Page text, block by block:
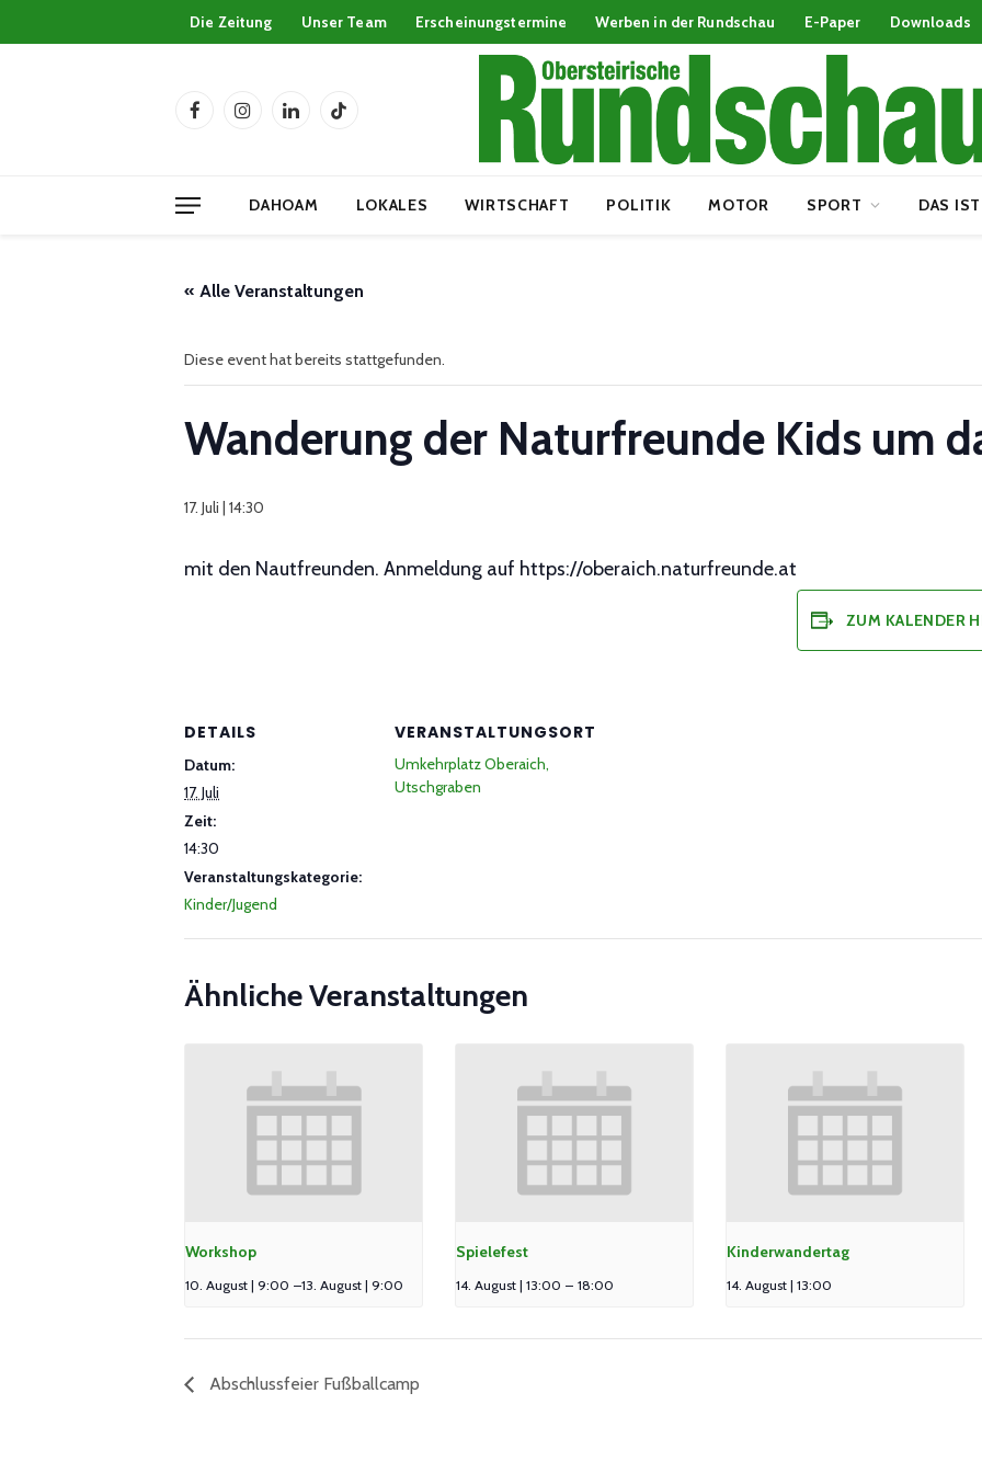
Die Zeitung Unser Team Erscheinungstermine Werben in der Rundschau E-Paper Downloads
FacebookInstagramLinkedInTikTok
DAHOAM LOKALES WIRTSCHAFT POLITIK MOTOR SPORT DAS
« Alle Veranstaltungen
Diese event hat bereits stattgefunden.
Wanderung der Naturfreunde Kids um
17. Juli | 14:30
mit den Nautfreunden. Anmeldung auf https://oberaich.naturfreunde.at
ZUM KALENDER
DETAILS
Datum:
17. Juli
Zeit:
14:30
Veranstaltungskategorie:
Kinder/Jugend
VERANSTALTUNGSORT
Umkehrplatz Oberaich,
Utschgraben
Ähnliche Veranstaltungen
Workshop
10. August | 9:00 –13. August | 9:00
Spielefest
14. August | 13:00 – 18:00
Kinderwandertag
14. August | 13:00
Abschlussfeier Fußballcamp